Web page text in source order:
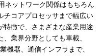
ネットワーク関係はもちろん
チコアプロセッサまで幅広い
特徴で、さまざまな産業用途
業界分野としても車載、
機器、通信インフラまで、